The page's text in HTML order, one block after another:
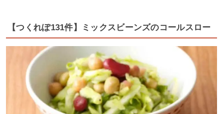
【つくれぽ131件】ミックスビーンズのコールスロー